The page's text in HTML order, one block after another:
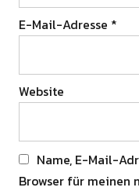
E-Mail-Adresse *
Website
Name, E-Mail-
Browser für meinen